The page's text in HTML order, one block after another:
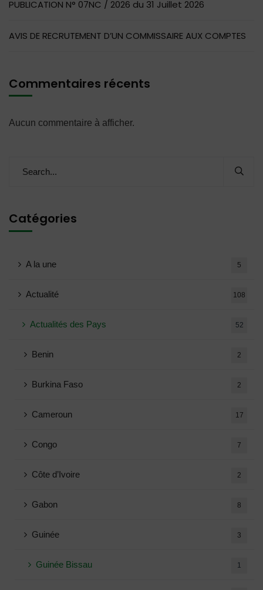
PUBLICATION N° 07NC / 2026 du 31 Juillet 2026
AVIS DE RECRUTEMENT D’UN COMMISSAIRE AUX COMPTES
Commentaires récents
Aucun commentaire à afficher.
Catégories
A la une 5
Actualité 108
Actualités des Pays 52
Benin 2
Burkina Faso 2
Cameroun 17
Congo 7
Côte d’Ivoire 2
Gabon 8
Guinée 3
Guinée Bissau 1